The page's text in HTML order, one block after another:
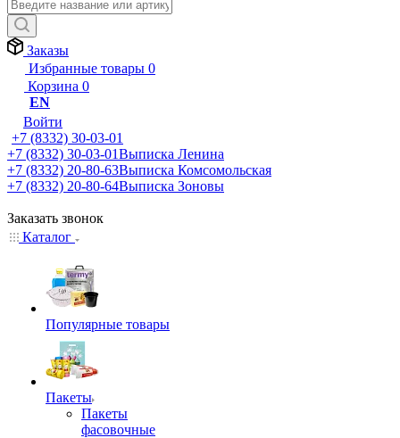
Заказы
Избранные товары 0
Корзина 0
EN
Войти
+7 (8332) 30-03-01
+7 (8332) 30-03-01Выписка Ленина
+7 (8332) 20-80-63Выписка Комсомольская
+7 (8332) 20-80-64Выписка Зоновы
Заказать звонок
Каталог
Популярные товары
Пакеты
Пакеты
фасовочные